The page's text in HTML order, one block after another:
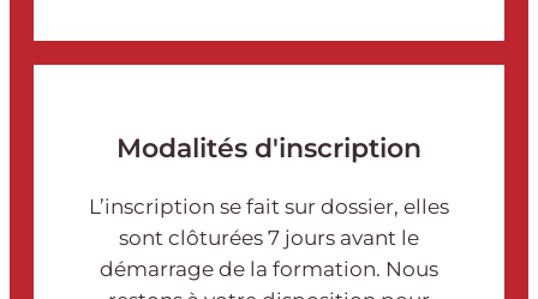
Modalités d'inscription
L’inscription se fait sur dossier, elles
sont clôturées 7 jours avant le
démarrage de la formation. Nous